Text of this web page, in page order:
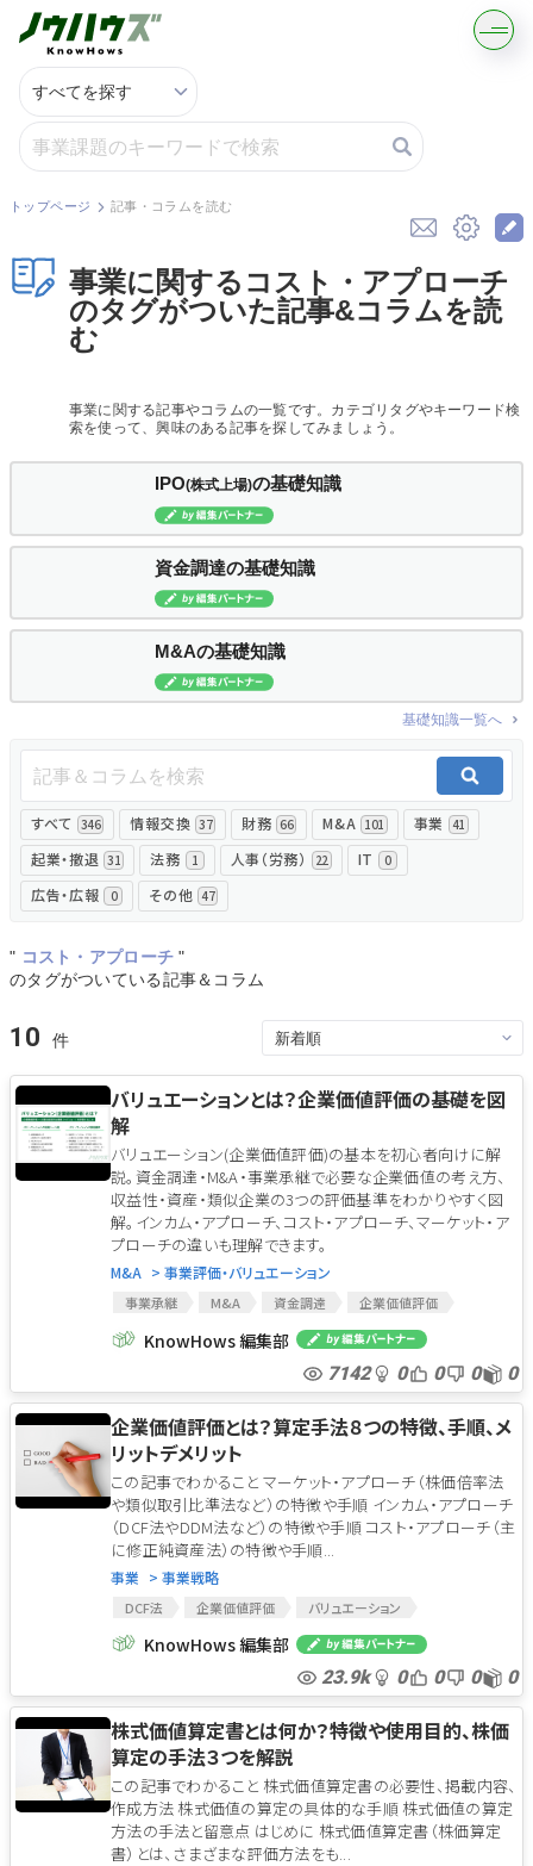
記事・コラムを読む
解決策を募集する
契約書ひな型を探す
資本政策を無料でお試し
無料でアンケート
匿名360°評価
ちょこっと相談とは？
新規会員登録
ログイン
トップページ 記事・コラムを読む
事業に関するコスト・アプローチ
のタグがついた記事&コラムを読
む
事業に関する記事やコラムの一覧です。カテゴリタグやキーワード検
索を使って、興味のある記事を探してみましょう。
IPO(株式上場)の基礎知識
資金調達の基礎知識
M&Aの基礎知識
基礎知識一覧へ
すべて 346 情報交換 37 財務 66 M&A 101 事業 41
起業・撤退 31 法務 1 人事（労務） 22 IT 0
広告・広報 0 その他 47
" コスト・アプローチ "
のタグがついている記事＆コラム
10
バリュエーションとは？企業価値評価の基礎を図
解
バリュエーション(企業価値評価)の基本を初心者向けに解
説。資金調達・M&A・事業承継で必要な企業価値の考え方、
収益性・資産・類似企業の3つの評価基準をわかりやすく図
解。インカム・アプローチ、コスト・アプローチ、マーケット・ア
プローチの違いも理解できます。
M&A > 事業評価・バリュエーション
事業承継 M&A 資金調達
企業価値評価
バリュエーション
マーケット・アプローチ
インカム・アプローチ
KnowHows 編集部
7142 0 0 0 0
企業価値評価とは？算定手法８つの特徴、手順、メ
リットデメリット
この記事でわかること マーケット・アプローチ（株価倍率法
や類似取引比準法など）の特徴や手順 インカム・アプローチ
（DCF法やDDM法など）の特徴や手順 コスト・アプローチ（主
に修正純資産法）の特徴や手順...
事業 > 事業戦略
DCF法 企業価値評価
バリュエーション
マーケット・アプローチ
コスト・アプローチ
類似取引比準法
株価倍率法
DCF法
企業価値評価
バリュエーション
マーケット・アプローチ
コスト・アプローチ
インカム・アプローチ
類似取引比準法
株価倍率法
DDM法
KnowHows 編集部
23.9k 0 0 0 0
株式価値算定書とは何か？特徴や使用目的、株価
算定の手法３つを解説
この記事でわかること 株式価値算定書の必要性、掲載内容、
作成方法 株式価値の算定の具体的な手順 株式価値の算定
方法の手法と留意点 はじめに 株式価値算定書（株価算定
書）とは、さまざまな評価方法をも...